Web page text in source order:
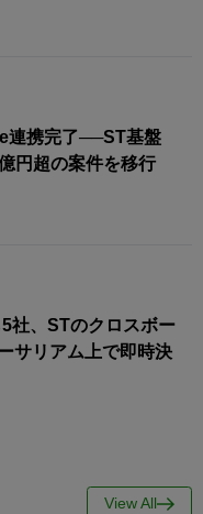
連携完了──ST基盤
円超の案件を移行
社、STのクロスボー
サリアム上で即時決
View All